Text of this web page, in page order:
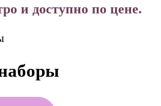
и доступно по цене.